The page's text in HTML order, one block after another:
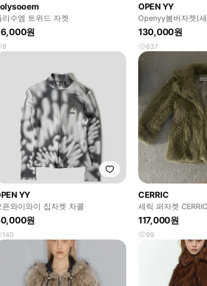
리수엠 트위드 자켓
원
9
OPEN YY
Openyy봄버자켓(
모델 신현지 착용
130,000원
637
YY
픈와이와이 집자켓 차콜
원
140
CERRIC
세릭 퍼자켓
FUR JACKET
117,000원
99